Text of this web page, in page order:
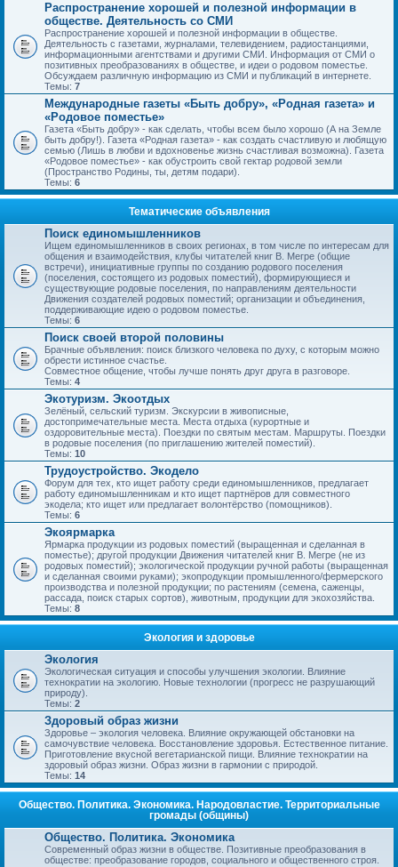
Распространение хорошей и полезной информации в
обществе. Деятельность со СМИ
Распространение хорошей и полезной информации в обществе.
Деятельность с газетами, журналами, телевидением, радиостанциями,
информационными агентствами и другими СМИ. Информация от СМИ о
позитивных преобразованиях в обществе, и идеи о родовом поместье.
Обсуждаем различную информацию из СМИ и публикаций в интернете.
Темы: 7
Международные газеты «Быть добру», «Родная газета» и
«Родовое поместье»
Газета «Быть добру» - как сделать, чтобы всем было хорошо (А на Земле
быть добру!). Газета «Родная газета» - как создать счастливую и любящую
семью (Лишь в любви и вдохновенье жизнь счастливая возможна). Газета
«Родовое поместье» - как обустроить свой гектар родовой земли
(Пространство Родины, ты, детям подари).
Темы: 6
Тематические объявления
Поиск единомышленников
Ищем единомышленников в своих регионах, в том числе по интересам для
общения и взаимодействия, клубы читателей книг В. Мегре (общие
встречи), инициативные группы по созданию родового поселения
(поселения, состоящего из родовых поместий), формирующиеся и
существующие родовые поселения, по направлениям деятельности
Движения создателей родовых поместий; организации и объединения,
поддерживающие идею о родовом поместье.
Темы: 6
Поиск своей второй половины
Брачные объявления: поиск близкого человека по духу, с которым можно
обрести истинное счастье.
Совместное общение, чтобы лучше понять друг друга в разговоре.
Темы: 4
Экотуризм. Экоотдых
Зелёный, сельский туризм. Экскурсии в живописные,
достопримечательные места. Места отдыха (курортные и
оздоровительные места). Поездки по святым местам. Маршруты. Поездки
в родовые поселения (по приглашению жителей поместий).
Темы: 10
Трудоустройство. Экодело
Форум для тех, кто ищет работу среди единомышленников, предлагает
работу единомышленникам и кто ищет партнёров для совместного
экодела; кто ищет или предлагает волонтёрство (помощников).
Темы: 6
Экоярмарка
Ярмарка продукции из родовых поместий (выращенная и сделанная в
поместье); другой продукции Движения читателей книг В. Мегре (не из
родовых поместий); экологической продукции ручной работы (выращенная
и сделанная своими руками); экопродукции промышленного/фермерского
производства и полезной продукции; по растениям (семена, саженцы,
рассада, поиск старых сортов), животным, продукции для экохозяйства.
Темы: 8
Экология и здоровье
Экология
Экологическая ситуация и способы улучшения экологии. Влияние
технократии на экологию. Новые технологии (прогресс не разрушающий
природу).
Темы: 2
Здоровый образ жизни
Здоровье – экология человека. Влияние окружающей обстановки на
самочувствие человека. Восстановление здоровья. Естественное питание.
Приготовление вкусной вегетарианской пищи. Влияние технократии на
здоровый образ жизни. Образ жизни в гармонии с природой.
Темы: 14
Общество. Политика. Экономика. Народовластие. Территориальные
громады (общины)
Общество. Политика. Экономика
Современный образ жизни в обществе. Позитивные преобразования в
обществе: преобразование городов, социального и общественного строя.